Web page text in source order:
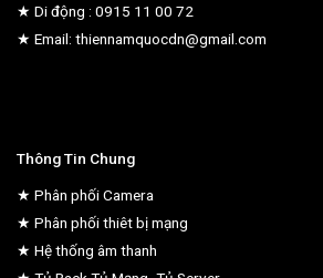
★ Di động : 0915 11 00 72
★ Email: thiennamquocdn@gmail.com
Thông Tin Chung
★ Phân phối Camera
★ Phân phối thiêt bị mạng
★ Hệ thống âm thanh